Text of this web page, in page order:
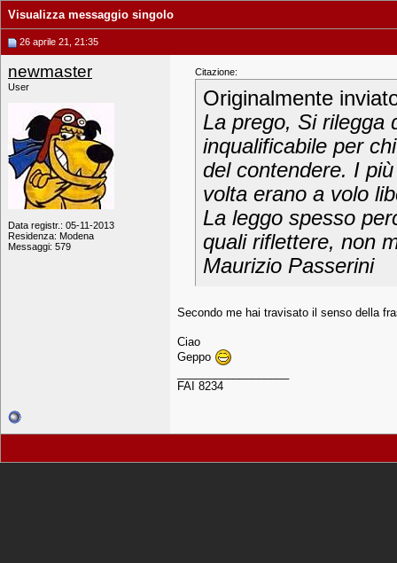
Visualizza messaggio singolo
26 aprile 21, 21:35
newmaster
User
Data registr.: 05-11-2013
Residenza: Modena
Messaggi: 579
Citazione:
Originalmente
La prego, Si rilegga
inqualificabile per
del contendere. I
volta erano a volo
La leggo spesso
quali riflettere, non
Maurizio Passerini
Secondo me hai travisato il senso della
Ciao
Geppo
FAI 8234